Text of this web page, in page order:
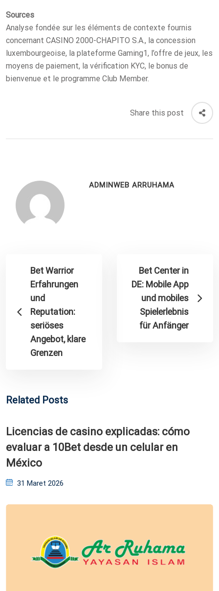
Sources
Analyse fondée sur les éléments de contexte fournis
concernant CASINO 2000-CHAPITO S.A., la concession
luxembourgeoise, la plateforme Gaming1, l’offre de jeux, les
moyens de paiement, la vérification KYC, le bonus de
bienvenue et le programme Club Member.
Share this post
ADMINWEB ARRUHAMA
Bet Warrior
Erfahrungen
und
Reputation:
seriöses
Angebot, klare
Grenzen
Bet Center in
DE: Mobile App
und mobiles
Spielerlebnis
für Anfänger
Related Posts
Licencias de casino explicadas: cómo
evaluar a 10Bet desde un celular en
México
Posted
31 Maret 2026